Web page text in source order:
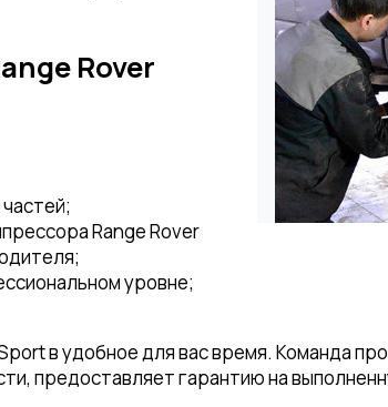
Rover
Range Rover
уровне;
в удобное для вас время. Команда
предоставляет гарантию на